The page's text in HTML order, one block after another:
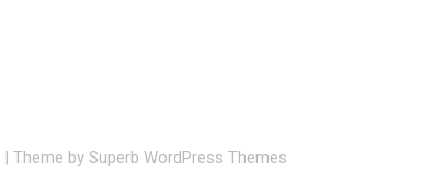
| Theme by Superb WordPress Themes